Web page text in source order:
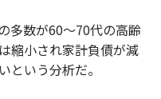
多数が60～70代の高齢
縮小され家計負債が減
という分析だ。